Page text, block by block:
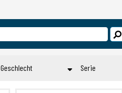
Geschlecht Serie